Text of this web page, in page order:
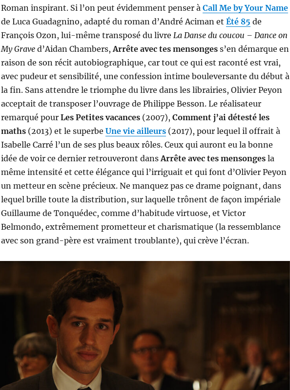
Roman inspirant. Si l’on peut évidemment penser à Call Me by Your Name
de Luca Guadagnino, adapté du roman d’André Aciman et Été 85 de
François Ozon, lui-même transposé du livre La Danse du coucou – Dance on
My Graved’Aidan Chambers,Arrête avec tes mensongess’en démarque en
raison de son récit autobiographique, car tout ce qui est raconté est vrai,
avec pudeur et sensibilité, une confession intime bouleversante du début à
la fin. Sans attendre le triomphe du livre dans les librairies, Olivier Peyon
acceptait de transposer l’ouvrage de Philippe Besson. Le réalisateur
remarqué pour Les Petites vacances(2007), Comment j’ai détesté les
maths(2013) et le superbe Une vie ailleurs (2017), pour lequel il offrait à
Isabelle Carré l’un de ses plus beaux rôles. Ceux qui auront eu la bonne
idée de voir ce dernier retrouveront dansArrête avec tes mensongesla
même intensité et cette élégance qui l’irriguait et qui font d’Olivier Peyon
un metteur en scène précieux. Ne manquez pas ce drame poignant, dans
lequel brille toute la distribution, sur laquelle trônent de façon impériale
Guillaume de Tonquédec, comme d’habitude virtuose, et Victor
Belmondo, extrêmement prometteur et charismatique (la ressemblance
avec son grand-père est vraiment troublante), qui crève l’écran.